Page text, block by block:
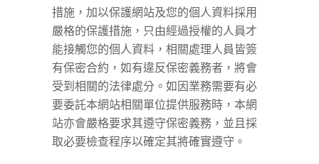
措施，加以保護網站及您的個人資料採用
嚴格的保護措施，只由經過授權的人員才
能接觸您的個人資料，相關處理人員皆簽
有保密合約，如有違反保密義務者，將會
受到相關的法律處分。如因業務需要有必
要委託本網站相關單位提供服務時，本網
站亦會嚴格要求其遵守保密義務，並且採
取必要檢查程序以確定其將確實遵守。